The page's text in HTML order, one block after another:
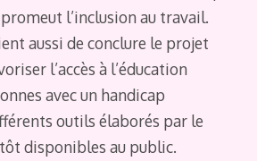
l’inclusion au travail.
aussi de conclure le projet
l’accès à l’éducation
avec un handicap
outils élaborés par le
disponibles au public.